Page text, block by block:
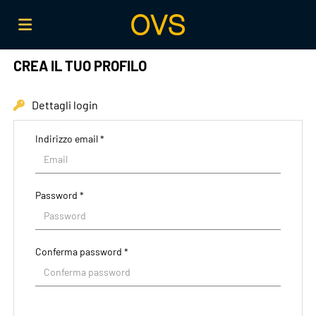
Home
Offerte
di
lavoro
Carica
il
CV
Login
Lingua
CREA IL TUO PROFILO
Dettagli login
Indirizzo email *
Password *
Conferma password *